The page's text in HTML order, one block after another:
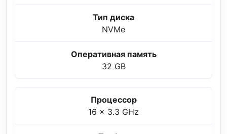
Тип диска
NVMe
Оперативная память
32 GB
Процессор
16 x 3.3 GHz